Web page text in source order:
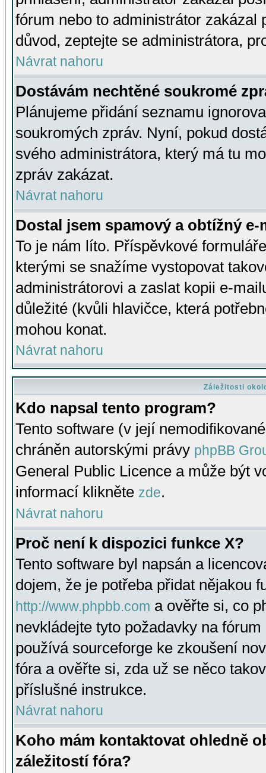
fórum nebo to administrátor zakázal
důvod, zeptejte se administrátora,
Návrat nahoru
Dostávám nechtěné soukromé
Plánujeme přidání seznamu
soukromých zpráv. Nyní, pokud
svého administrátora, který má tu
zpráv zakázat.
Návrat nahoru
Dostal jsem spamový a obtížný
To je nám líto. Příspěvkové
kterými se snažíme vystopovat
administrátorovi a zaslat kopii e-
důležité (kvůli hlavičce, která
mohou konat.
Návrat nahoru
Záležitosti
Kdo napsal tento program?
Tento software (v její
chráněn autorskými právy phpBB
General Public Licence a může být
informací klikněte zde.
Návrat nahoru
Proč není k dispozici funkce X?
Tento software byl napsán a
dojem, že je potřeba přidat nějakou
http://www.phpbb.com a ověřte si, co
nevkládejte tyto požadavky na
používá sourceforge ke zkoušení
fóra a ověřte si, zda už se něco
příslušné instrukce.
Návrat nahoru
Koho mám kontaktovat ohledně
záležitostí fóra?